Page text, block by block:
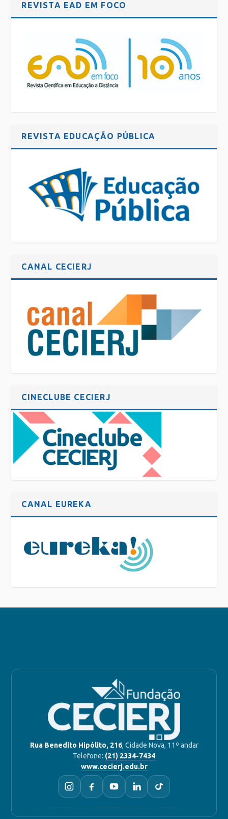
REVISTA EAD EM FOCO
REVISTA EDUCAÇÃO PÚBLICA
CANAL CECIERJ
CINECLUBE CECIERJ
CANAL EUREKA
Rua Benedito Hipólito, 216, Cidade Nova, 11º andar
Telefone: (21) 2334-7434
www.cecierj.edu.br